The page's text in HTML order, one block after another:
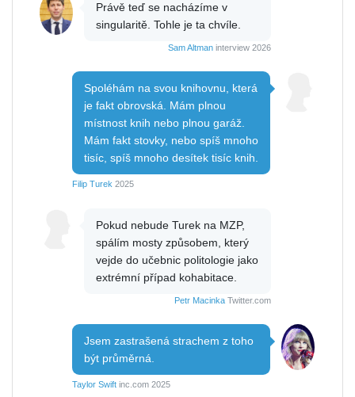
Právě teď se nacházíme v
singularitě. Tohle je ta chvíle.
Sam Altman interview 2026
Spoléhám na svou knihovnu, která
je fakt obrovská. Mám plnou
místnost knih nebo plnou garáž.
Mám fakt stovky, nebo spíš mnoho
tisíc, spíš mnoho desítek tisíc knih.
Filip Turek 2025
Pokud nebude Turek na MZP,
spálím mosty způsobem, který
vejde do učebnic politologie jako
extrémní případ kohabitace.
Petr Macinka Twitter.com
Jsem zastrašená strachem z toho
být průměrná.
Taylor Swift inc.com 2025